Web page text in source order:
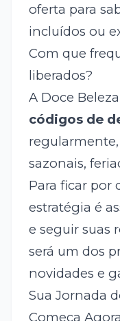
oferta para
incluídos ou
Com que
liberados?
A Doce
códigos de
sazonais,
Para ficar por
estratégia é
e seguir suas
será um dos
novidades e
Sua Jornada
Começa